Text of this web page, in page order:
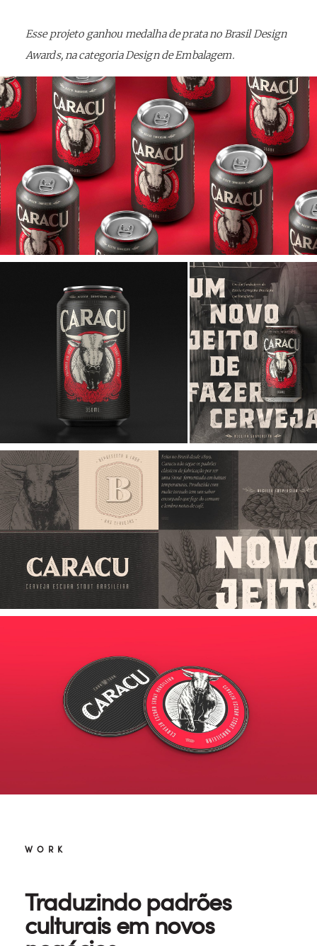
Esse projeto ganhou medalha de prata no Brasil Design
Awards, na categoria Design de Embalagem.
WORK
Traduzindo padrões
culturais em novos